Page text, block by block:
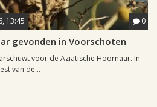
13:45 0
gevonden in Voorschoten
voor de Aziatische Hoornaar. In
van de...